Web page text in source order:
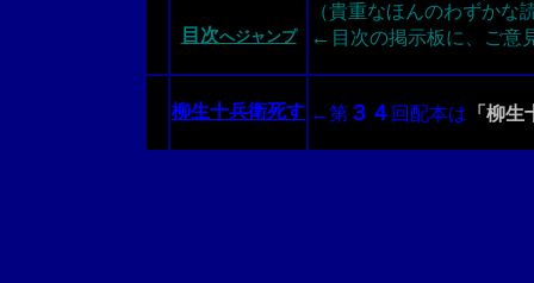
目次へジャンプ
（貴重なほんのわずか
← 目次の掲示板に、ご意
柳生十兵衛死す ←第 ３４ 回配本は 「柳